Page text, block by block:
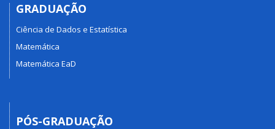
GRADUAÇÃO
Ciência de Dados e Estatística
Matemática
Matemática EaD
PÓS-GRADUAÇÃO